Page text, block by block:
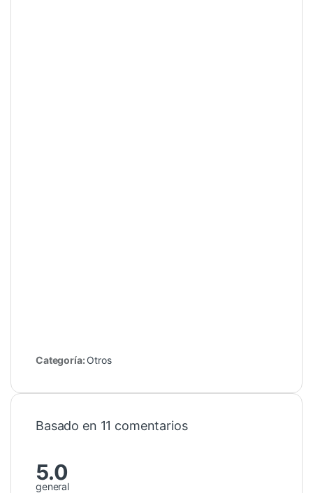
Categoría: Otros
Basado en 11 comentarios
5.0
general